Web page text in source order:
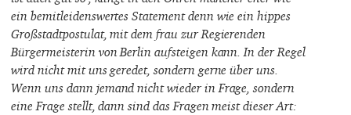
ein bemitleidenswertes Statement denn wie ein hippes
Großstadtpostulat, mit dem frau zur Regierenden
Bürgermeisterin von Berlin aufsteigen kann. In der Regel
wird nicht mit uns geredet, sondern gerne über uns.
Wenn uns dann jemand nicht wieder in Frage, sondern
eine Frage stellt, dann sind das Fragen meist dieser Art: